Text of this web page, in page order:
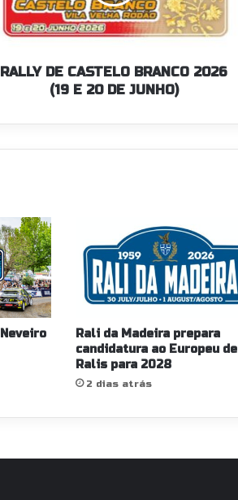
RALLY DE CASTELO BRANCO 2026
(19 E 20 DE JUNHO)
Rali da Madeira prepara
candidatura ao Europeu de
Ralis para 2028
2 dias atrás